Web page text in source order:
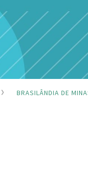
BRASILÂNDIA DE